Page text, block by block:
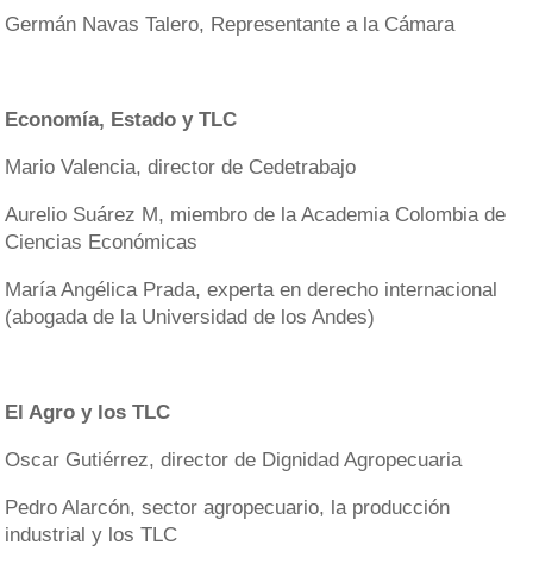
Germán Navas Talero, Representante a la Cámara
Economía, Estado y TLC
Mario Valencia, director de Cedetrabajo
Aurelio Suárez M, miembro de la Academia Colombia de
Ciencias Económicas
María Angélica Prada, experta en derecho internacional
(abogada de la Universidad de los Andes)
El Agro y los TLC
Oscar Gutiérrez, director de Dignidad Agropecuaria
Pedro Alarcón, sector agropecuario, la producción
industrial y los TLC